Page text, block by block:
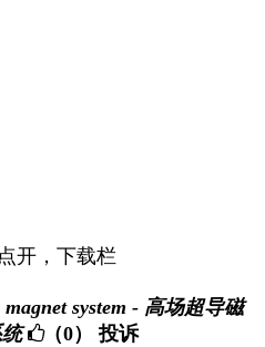
开，下载栏
system - 高场超导磁
（0） 投诉